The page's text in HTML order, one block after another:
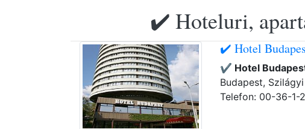
✔️ Hoteluri,
✔️ Hotel
✔️ Hotel
Budapest,
Telefon: 00-36-1-